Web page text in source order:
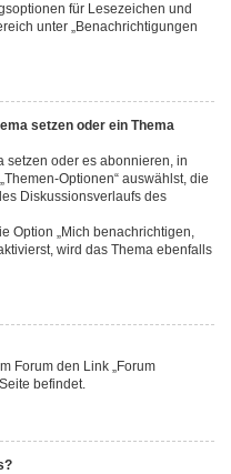
für Lesezeichen und
unter „Benachrichtigungen
setzen oder ein Thema
setzen oder es abonnieren, in
Optionen“ auswählst, die
Diskussionsverlaufs des
Option „Mich benachrichtigen,
wird das Thema ebenfalls
Forum den Link „Forum
befindet.